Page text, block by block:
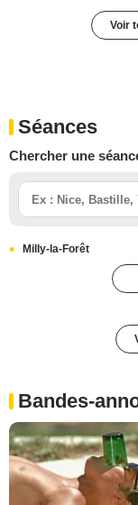
Voir
Séances
Chercher une
Milly-la-Forêt
Paris 5e
Bandes-